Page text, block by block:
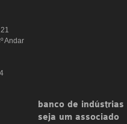
Andar
banco de indústrias
seja um associado